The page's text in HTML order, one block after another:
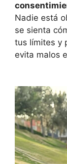
Nadie está
se sienta
tus límites y
evita malos